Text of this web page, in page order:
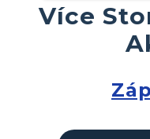
Více